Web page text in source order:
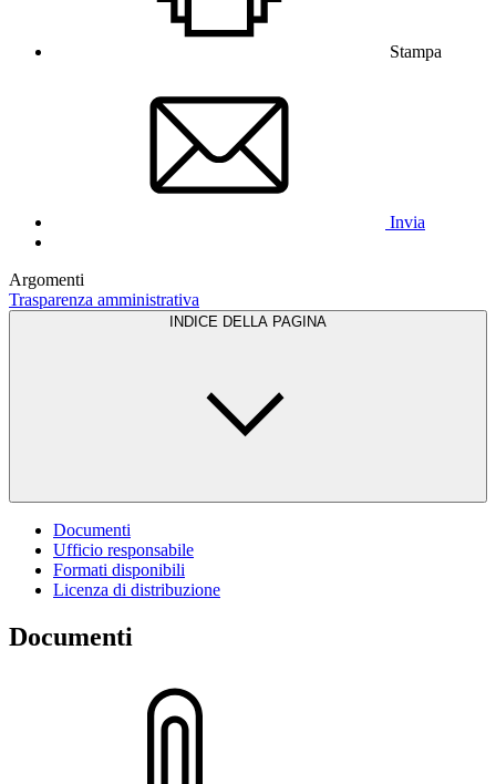
Stampa
Invia
Argomenti
Trasparenza amministrativa
INDICE DELLA PAGINA
Documenti
Ufficio responsabile
Formati disponibili
Licenza di distribuzione
Documenti